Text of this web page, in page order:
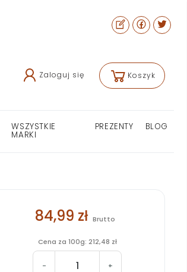
Zaloguj się Koszyk
WSZYSTKIE
MARKI
PREZENTY BLOG
84,99 zł Brutto
Cena za 100g: 212,48 zł
- +